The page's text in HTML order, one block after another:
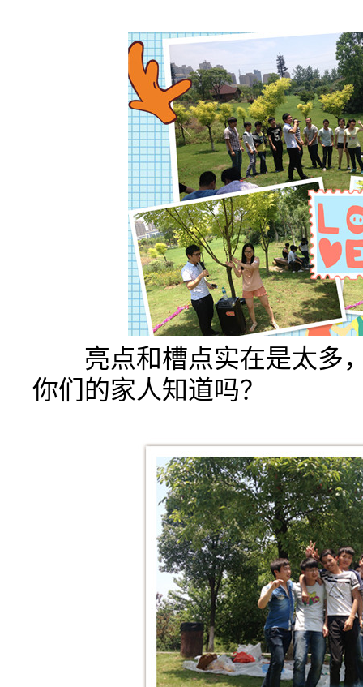
亮点和槽点实在是太多
你们的家人知道吗？